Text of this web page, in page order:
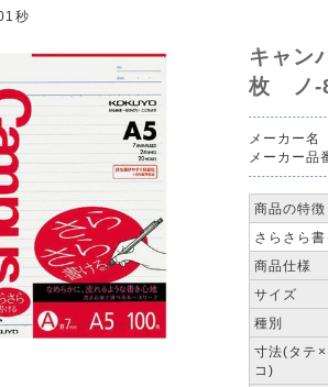
秒
キャ
枚 ノ-
メーカー名
メーカー品
商品の特徴
さらさら
商品仕様
サイズ
種別
寸法(タテ×
コ)